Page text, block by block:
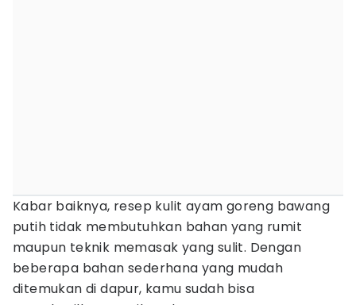
Kabar baiknya, resep kulit ayam goreng bawang
putih tidak membutuhkan bahan yang rumit
maupun teknik memasak yang sulit. Dengan
beberapa bahan sederhana yang mudah
ditemukan di dapur, kamu sudah bisa